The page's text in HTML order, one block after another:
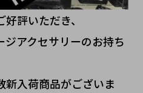
評いただき、
アクセサリーのお持ち
新入荷商品がございま